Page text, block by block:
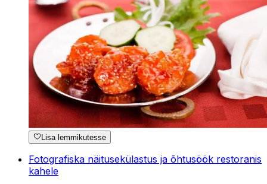
Lisa lemmikutesse
Fotografiska näitusekülastus ja õhtusöök restoranis
kahele